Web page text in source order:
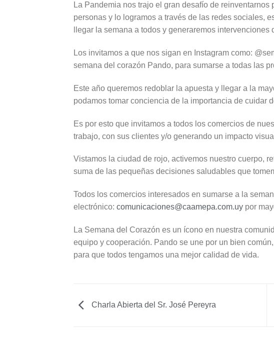
La Pandemia nos trajo el gran desafío de
personas y lo logramos a través de las redes sociales,
llegar la semana a todos y generaremos
Los invitamos a que nos sigan en Instagram como:
semana del corazón Pando, para sumarse a todas las
Este año queremos redoblar la apuesta y llegar a la
podamos tomar conciencia de la importancia de cuidar
Es por esto que invitamos a todos los comercios de
trabajo, con sus clientes y/o generando un impacto
Vistamos la ciudad de rojo, activemos nuestro cuerpo,
suma de las pequeñas decisiones saludables que
Todos los comercios interesados en sumarse a la
electrónico: comunicaciones@caamepa.com.uy por
La Semana del Corazón es un ícono en nuestra
equipo y cooperación. Pando se une por un bien
para que todos tengamos una mejor calidad de vida.
Charla Abierta del Sr. José Pereyra